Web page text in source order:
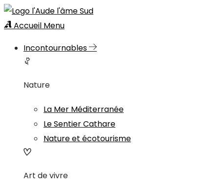
Accueil Menu
Incontournables
Nature
La Mer Méditerranée
Le Sentier Cathare
Nature et écotourisme
Art de vivre